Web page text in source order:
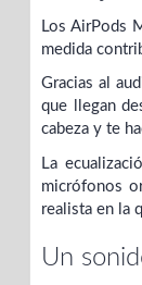
Los AirPods
medida
Gracias al
que llegan
cabeza y te
La
micrófonos
realista en la
Un